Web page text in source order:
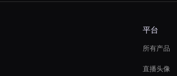
平台
所有产品
直播头像